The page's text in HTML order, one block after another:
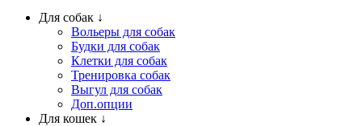
Для собак ↓
Вольеры для собак
Будки для собак
Клетки для собак
Тренировка собак
Выгул для собак
Доп.опции
Для кошек ↓